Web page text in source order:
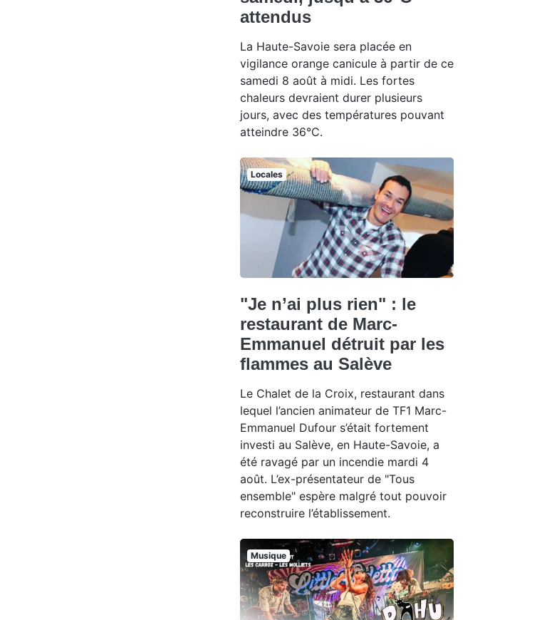
attendus
La Haute-Savoie sera placée en
vigilance orange canicule à partir de ce
samedi 8 août à midi. Les fortes
chaleurs devraient durer plusieurs
jours, avec des températures pouvant
atteindre 36°C.
Locales
"Je n’ai plus rien" : le
restaurant de Marc-
Emmanuel détruit par les
flammes au Salève
Le Chalet de la Croix, restaurant dans
lequel l’ancien animateur de TF1 Marc-
Emmanuel Dufour s’était fortement
investi au Salève, en Haute-Savoie, a
été ravagé par un incendie mardi 4
août. L’ex-présentateur de "Tous
ensemble" espère malgré tout pouvoir
reconstruire l’établissement.
Musique